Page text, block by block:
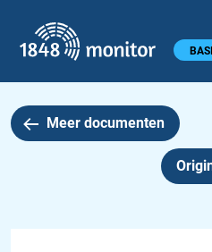
Hoofdmenu
Meer documenten